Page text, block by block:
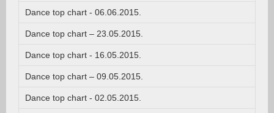
Dance top chart - 06.06.2015.
Dance top chart – 23.05.2015.
Dance top chart - 16.05.2015.
Dance top chart – 09.05.2015.
Dance top chart - 02.05.2015.